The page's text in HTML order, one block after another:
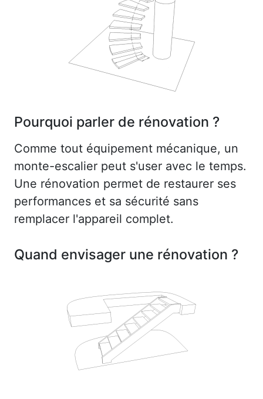
Pourquoi parler de rénovation ?
Comme tout équipement mécanique, un
monte-escalier peut s'user avec le temps.
Une rénovation permet de restaurer ses
performances et sa sécurité sans
remplacer l'appareil complet.
Quand envisager une rénovation ?